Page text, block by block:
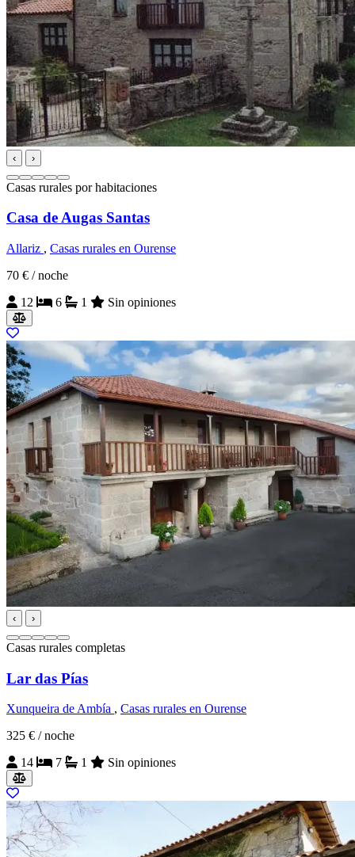
‹ ›
Casas rurales por habitaciones
Casa de Augas Santas
Allariz , Casas rurales en Ourense
70 € / noche
12
6 1 Sin opiniones
‹ ›
Casas rurales completas
Lar das Pías
Xunqueira de Ambía , Casas rurales en Ourense
325 € / noche
14
7 1 Sin opiniones